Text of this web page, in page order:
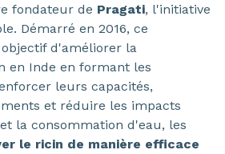
fondateur de Pragati, l'initiative
Démarré en 2016, ce
d'améliorer la
en Inde en formant les
leurs capacités,
et réduire les impacts
la consommation d'eau, les
le ricin de manière efficace